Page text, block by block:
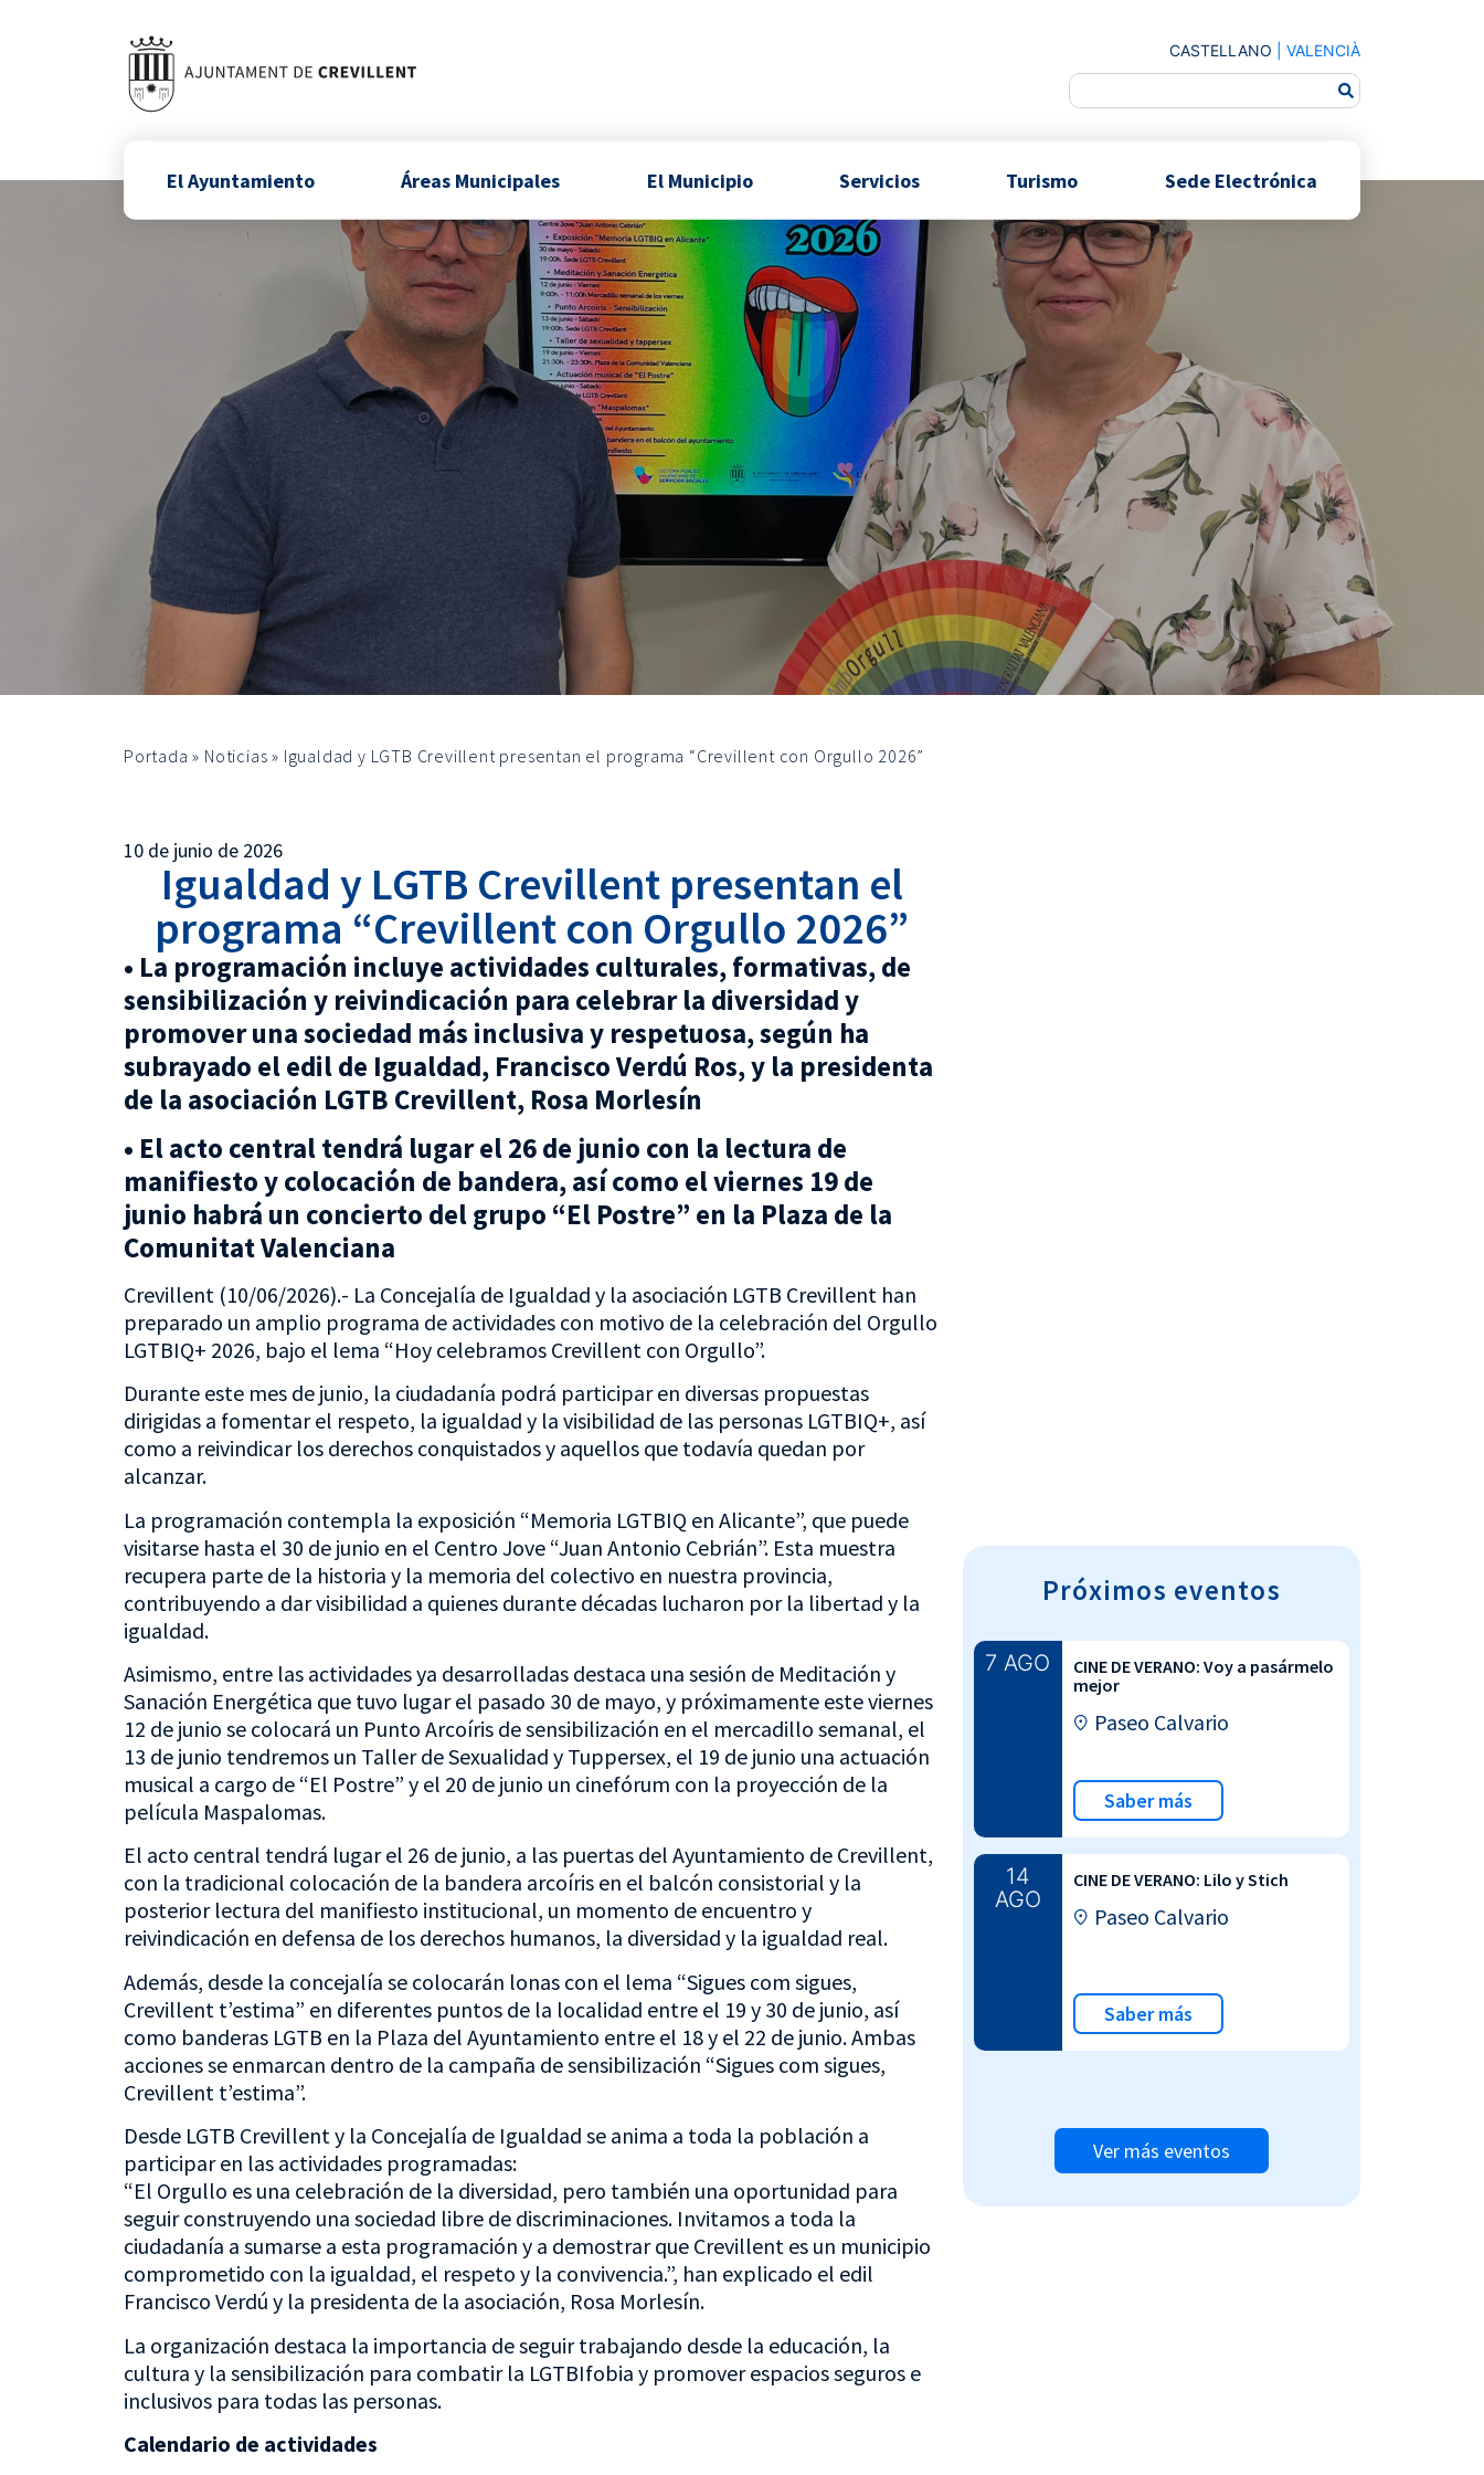
CASTELLANO VALENCIÀ
El Ayuntamiento Áreas Municipales El Municipio Servicios Turismo Sede Electrónica
Portada » Noticias » Igualdad y LGTB Crevillent presentan el programa “Crevillent con Orgullo 2026”
10 de junio de 2026
Igualdad y LGTB Crevillent presentan el
programa “Crevillent con Orgullo 2026”
• La programación incluye actividades culturales, formativas, de
sensibilización y reivindicación para celebrar la diversidad y
promover una sociedad más inclusiva y respetuosa, según ha
subrayado el edil de Igualdad, Francisco Verdú Ros, y la presidenta
de la asociación LGTB Crevillent, Rosa Morlesín
• El acto central tendrá lugar el 26 de junio con la lectura de
manifiesto y colocación de bandera, así como el viernes 19 de
junio habrá un concierto del grupo “El Postre” en la Plaza de la
Comunitat Valenciana
Crevillent (10/06/2026).- La Concejalía de Igualdad y la asociación LGTB Crevillent han
preparado un amplio programa de actividades con motivo de la celebración del Orgullo
LGTBIQ+ 2026, bajo el lema “Hoy celebramos Crevillent con Orgullo”.
Durante este mes de junio, la ciudadanía podrá participar en diversas propuestas
dirigidas a fomentar el respeto, la igualdad y la visibilidad de las personas LGTBIQ+, así
como a reivindicar los derechos conquistados y aquellos que todavía quedan por
alcanzar.
La programación contempla la exposición “Memoria LGTBIQ en Alicante”, que puede
visitarse hasta el 30 de junio en el Centro Jove “Juan Antonio Cebrián”. Esta muestra
recupera parte de la historia y la memoria del colectivo en nuestra provincia,
contribuyendo a dar visibilidad a quienes durante décadas lucharon por la libertad y la
igualdad.
Asimismo, entre las actividades ya desarrolladas destaca una sesión de Meditación y
Sanación Energética que tuvo lugar el pasado 30 de mayo, y próximamente este viernes
12 de junio se colocará un Punto Arcoíris de sensibilización en el mercadillo semanal, el
13 de junio tendremos un Taller de Sexualidad y Tuppersex, el 19 de junio una actuación
musical a cargo de “El Postre” y el 20 de junio un cinefórum con la proyección de la
película Maspalomas.
El acto central tendrá lugar el 26 de junio, a las puertas del Ayuntamiento de Crevillent,
con la tradicional colocación de la bandera arcoíris en el balcón consistorial y la
posterior lectura del manifiesto institucional, un momento de encuentro y
reivindicación en defensa de los derechos humanos, la diversidad y la igualdad real.
Además, desde la concejalía se colocarán lonas con el lema “Sigues com sigues,
Crevillent t’estima” en diferentes puntos de la localidad entre el 19 y 30 de junio, así
como banderas LGTB en la Plaza del Ayuntamiento entre el 18 y el 22 de junio. Ambas
acciones se enmarcan dentro de la campaña de sensibilización “Sigues com sigues,
Crevillent t’estima”.
Desde LGTB Crevillent y la Concejalía de Igualdad se anima a toda la población a
participar en las actividades programadas:
“El Orgullo es una celebración de la diversidad, pero también una oportunidad para
seguir construyendo una sociedad libre de discriminaciones. Invitamos a toda la
ciudadanía a sumarse a esta programación y a demostrar que Crevillent es un municipio
comprometido con la igualdad, el respeto y la convivencia.”, han explicado el edil
Francisco Verdú y la presidenta de la asociación, Rosa Morlesín.
La organización destaca la importancia de seguir trabajando desde la educación, la
cultura y la sensibilización para combatir la LGTBIfobia y promover espacios seguros e
inclusivos para todas las personas.
Calendario de actividades
Próximos eventos
7 AGO
CINE DE VERANO: Voy a pasármelo
mejor
Paseo Calvario
Saber más
14
AGO
CINE DE VERANO: Lilo y Stich
Paseo Calvario
Saber más
Ver más eventos